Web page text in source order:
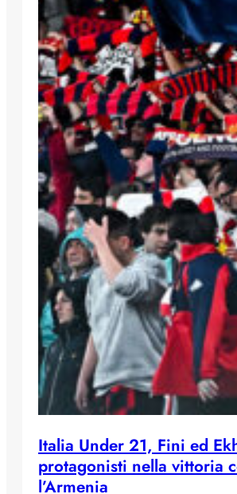
Italia Under 21, Fini ed
protagonisti nella vittoria
l’Armenia